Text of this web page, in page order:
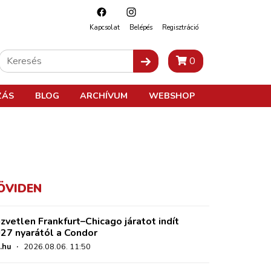
Kapcsolat Belépés Regisztráció
0
BLOG ARCHÍVUM WEBSHOP
Frankfurt–Chicago járatot indít
nyarától a Condor
· 2026.08.06. 11:50